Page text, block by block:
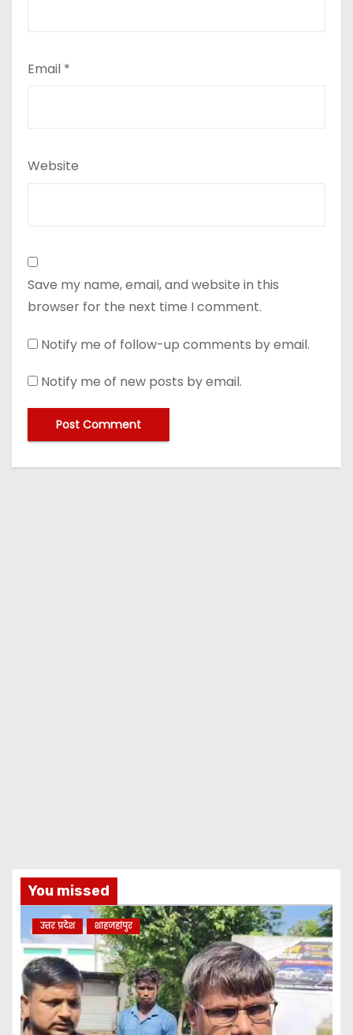
Email *
Website
Save my name, email, and website in this
browser for the next time I comment.
Notify me of follow-up comments by email.
Notify me of new posts by email.
You missed
उत्तर प्रदेश शाहजहांपुर